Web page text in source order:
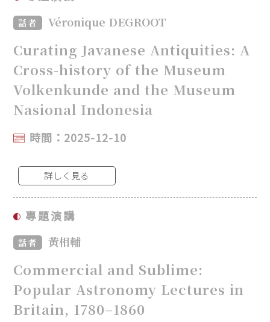
話者 Véronique DEGROOT
Curating Javanese Antiquities: A
Cross-history of the Museum
Volkenkunde and the Museum
Nasional Indonesia
時間：2025-12-10
詳しく見る
專題演講
話者 黃相輔
Commercial and Sublime:
Popular Astronomy Lectures in
Britain, 1780–1860